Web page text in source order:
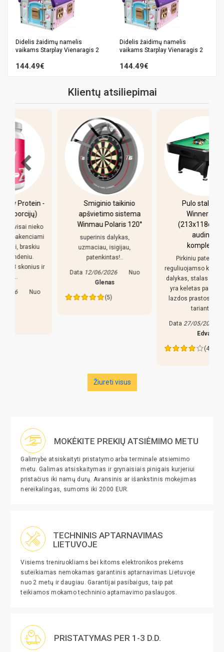
Didelis žaidimų namelis
vaikams Starplay Vienaragis 2
144.49€
Didelis žaidimų namelis
vaikams Starplay Vienaragis 2
144.49€
Klientų atsiliepimai
Smiginio taikinio
apšvietimo sistema
Winmau Polaris 120°
superinis dalykas,
uzmaciau, isigijau,
12/06/2026
Nuo
(5)
Pulo stalas Bilaro
Winner 7 pėdų
(213x118cm) žalias
komplektacija
Pirkiniu patenkintas,
reguliuojamso kojeles geras
dalykas, stalas nekliba. Bet
yra keletas pastebejimu:
lazdos prastos, liaudiskai
27/05/2026
Nuo
(4)
Žiureti visus
MOKĖKITE PREKIŲ ATSIĖMIMO METU
Galimybė atsiskaityti pristatymo arba terminale atsiėmimo
metu. Galimas atsiskaitymas ir grynaisiais pinigais kurjeriui
pristačius iki namų durų. Avansinis ar išankstinis mokėjimas
nereikalingas, sumoms iki 2000 EUR.
TECHNINIS APTARNAVIMAS
LIETUVOJE
Visiems treniruokliams bei kitoms elektronikos prekėms
suteikiamas nemokamas garantinis aptarnavimas Lietuvoje
nuo 2 metų ir daugiau. Garantijai pasibaigus, taip pat
teikiamos mokamo techninio aptarnavimo paslaugos.
PRISTATYMAS PER 1-3 D.D.